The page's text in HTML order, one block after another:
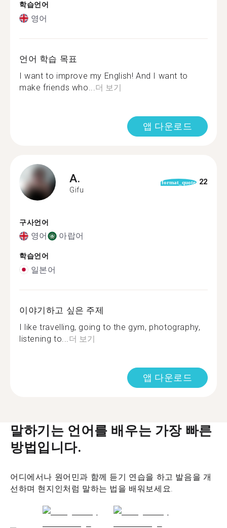
학습언어
영어
언어 학습 목표
I want to improve my English! And I want to
make friends who... 더 보기
앱 다운로드
A.
Gifu
format_quote 22
구사언어
영어 아랍어
학습언어
일본어
이야기하고 싶은 주제
I like travelling, going to the gym, photography,
listening to... 더 보기
앱 다운로드
말하기는 언어를 배우는 가장 빠른
방법입니다.
어디에서나 원어민과 함께 듣기 연습을 하고 발음을 개
선하며 현지인처럼 말하는 법을 배워보세요.